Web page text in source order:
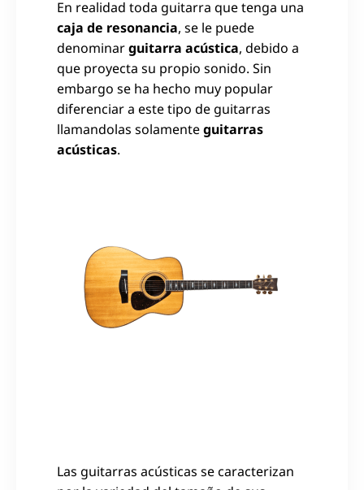
En realidad toda guitarra que tenga una
caja de resonancia, se le puede
denominarguitarra acústica, debido a
que proyecta su propio sonido. Sin
embargo se ha hecho muy popular
diferenciar a este tipo de guitarras
llamandolas solamenteguitarras
acústicas.
Las guitarras acústicas se caracterizan